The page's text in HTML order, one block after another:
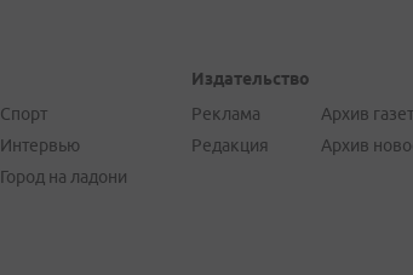
Спорт
Интервью
Город на ладони
Издательство
Реклама
Редакция
Архив
Архив